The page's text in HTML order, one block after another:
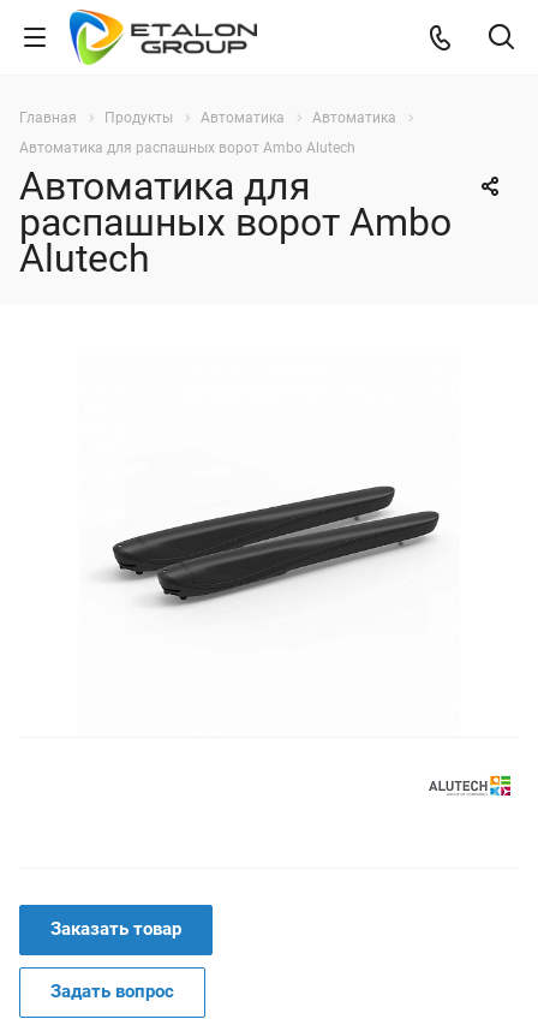
Главная Продукты Автоматика
Автоматика
Автоматика для распашных ворот Ambo Alutech
Автоматика для
распашных ворот Ambo
Alutech
Заказать товар
Задать вопрос